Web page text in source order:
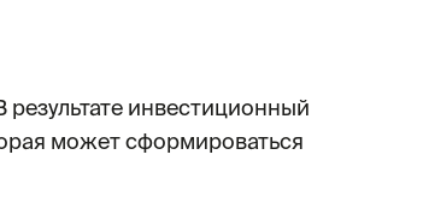
инвестиционный
может сформироваться